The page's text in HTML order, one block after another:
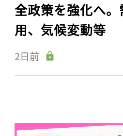
全政策を強化へ
用、気候変動等
2日前